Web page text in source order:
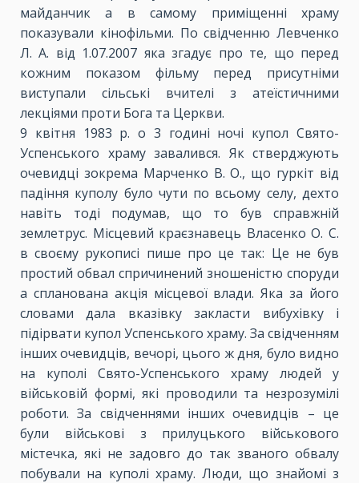
майданчик а в самому приміщенні храму
показували кінофільми. По свідченню Левченко
Л. А. від 1.07.2007 яка згадує про те, що перед
кожним показом фільму перед присутніми
виступали сільські вчителі з атеїстичними
лекціями проти Бога та Церкви.
9 квітня 1983 р. о 3 годині ночі купол Свято-
Успенського храму завалився. Як стверджують
очевидці зокрема Марченко В. О., що гуркіт від
падіння куполу було чути по всьому селу, дехто
навіть тоді подумав, що то був справжній
землетрус. Місцевий краєзнавець Власенко О. С.
в своєму рукописі пише про це так: Це не був
простий обвал спричинений зношеністю споруди
а спланована акція місцевої влади. Яка за його
словами дала вказівку закласти вибухівку і
підірвати купол Успенського храму. За свідченням
інших очевидців, вечорі, цього ж дня, було видно
на куполі Свято-Успенського храму людей у
військовій формі, які проводили та незрозумілі
роботи. За свідченнями інших очевидців – це
були військові з прилуцького військового
містечка, які не задовго до так званого обвалу
побували на куполі храму. Люди, що знайомі з